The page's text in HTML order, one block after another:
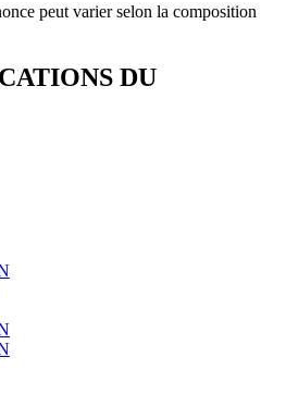
peut varier selon la composition
DU